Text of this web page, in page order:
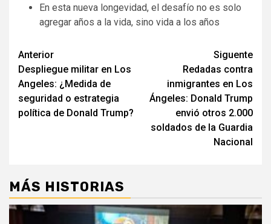
En esta nueva longevidad, el desafío no es solo
agregar años a la vida, sino vida a los años
Navegación
de
entradas
Anterior
Despliegue militar en Los
Angeles: ¿Medida de
seguridad o estrategia
política de Donald Trump?
Siguente
Redadas contra
inmigrantes en Los
Ángeles: Donald Trump
envió otros 2.000
soldados de la Guardia
Nacional
MÁS HISTORIAS